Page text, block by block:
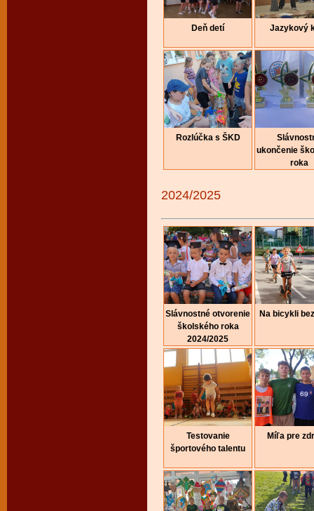
Deň detí Jazykový
Rozlúčka s ŠKD
ukončenie
roka
2024/2025
Slávnostné otvorenie
školského roka
2024/2025
Na bicykli
Testovanie
športového talentu
Míľa pre